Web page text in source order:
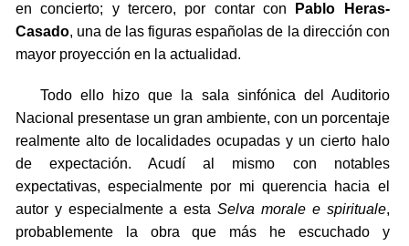
en concierto; y tercero, por contar con
Pablo Heras-
Casado, una de las figuras españolas de la dirección con
mayor proyección en la actualidad.
Todo ello hizo que la sala sinfónica del Auditorio
Nacional presentase un gran ambiente, con un porcentaje
realmente alto de localidades ocupadas y un cierto halo
de expectación. Acudí al mismo con notables
expectativas, especialmente por mi querencia hacia el
autor y especialmente a estaSelva morale e spirituale,
probablemente la obra que más he escuchado y